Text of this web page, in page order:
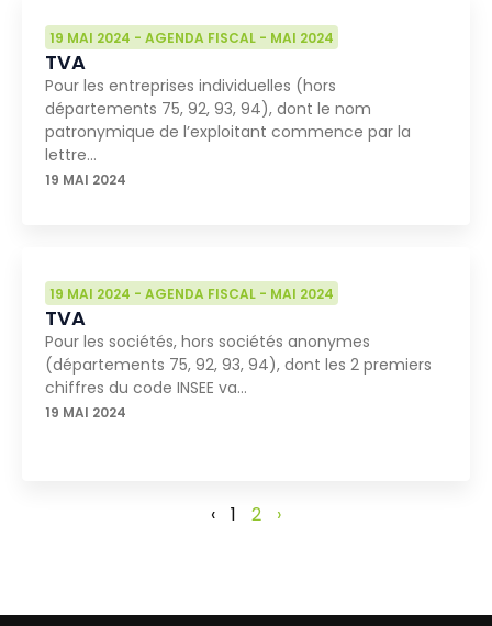
19 MAI 2024 - AGENDA FISCAL - MAI 2024
TVA
Pour les entreprises individuelles (hors
départements 75, 92, 93, 94), dont le nom
patronymique de l’exploitant commence par la
lettre…
19 MAI 2024
19 MAI 2024 - AGENDA FISCAL - MAI 2024
TVA
Pour les sociétés, hors sociétés anonymes
(départements 75, 92, 93, 94), dont les 2 premiers
chiffres du code INSEE va…
19 MAI 2024
‹ 1 2 ›